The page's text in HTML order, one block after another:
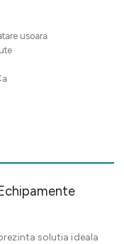
usoara
solutia ideala